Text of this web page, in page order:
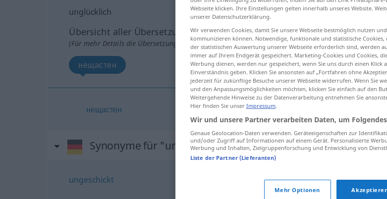
unglücklich
Übersicht aller Übersetzungen
(Für mehr Details die Übersetzung anklicken/antippen)
нещастен
нещастен
Synonyme für "unglücklich"
ungeschickt
Webseite klicken. Ihre Einstellungen gelten innerhalb unseres Website.
unserer Datenschutzerklärung.
Wir verwenden Cookies, damit Sie unsere Webseite bestmöglich nutzen
kommunizieren können. Notwendige, funktionale und statistische
der statistischen Auswertung unserer Webseite erforderlich sind, werden
immer auf Ihrem Endgerät gespeichert. Marketing-Cookies und Cookies,
Werbung dienen, werden nur gespeichert, wenn Sie uns durch einen Klick
Einverständnis geben. Klicken Sie ansonsten auf „Fortfahren ohne
jederzeit für zukünftige Besuche unserer Webseite widerrufen. Wenn Sie
und den Anpassungsmöglichkeiten möchten, klicken Sie einfach auf den
Weitergehende Hinweise zu der Datenverarbeitung entnehmen Sie
Hier finden Sie unser Impressum.
Wir und unsere Partner verarbeiten Daten, um
Genaue Geolocation-Daten verwenden. Geräteeigenschaften zur
und/oder Zugriff auf Informationen auf einem Gerät. Personalisierte
Werbung und Inhalten, Zielgruppenforschung und Entwicklung von
Liste der Partner (Lieferanten)
Mehr Optionen